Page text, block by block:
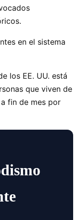
en el sistema
los EE. UU. está
que viven de
fin de mes por